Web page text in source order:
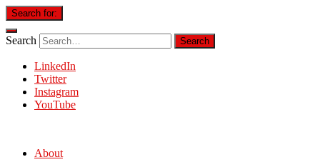
Search for:
Search
LinkedIn
Twitter
Instagram
YouTube
About